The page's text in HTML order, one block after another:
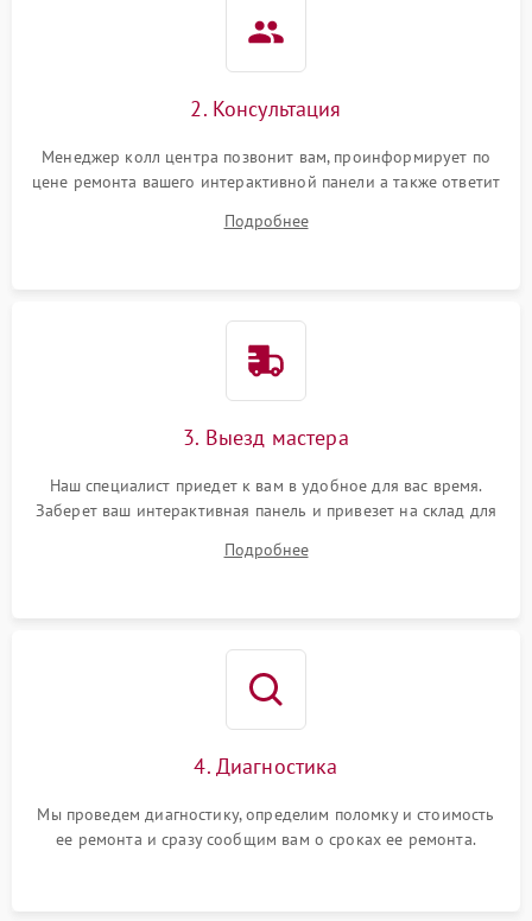
2. Консультация
Менеджер колл центра позвонит вам, проинформирует по
цене ремонта вашего интерактивной панели а также ответит
Подробнее
3. Выезд мастера
Наш специалист приедет к вам в удобное для вас время.
Заберет ваш интерактивная панель и привезет на склад для
Подробнее
4. Диагностика
Мы проведем диагностику, определим поломку и стоимость
ее ремонта и сразу сообщим вам о сроках ее ремонта.